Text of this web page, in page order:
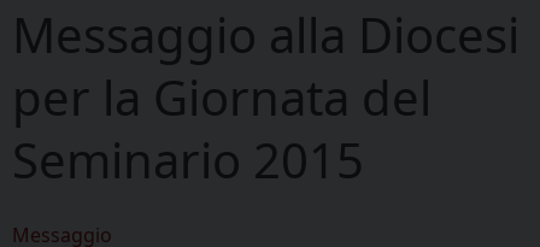
Messaggio alla Diocesi
per la Giornata del
Seminario 2015
Messaggio